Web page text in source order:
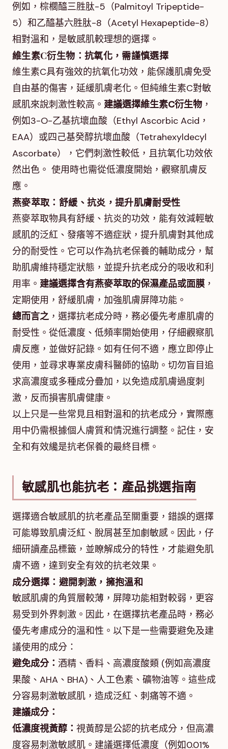
例如，棕櫚醯三胜肽-5（Palmitoyl Tripeptide-
5）和乙醯基六胜肽-8（Acetyl Hexapeptide-8）
相對溫和，是敏感肌較理想的選擇。
維生素C衍生物：抗氧化，需謹慎選擇
維生素C具有強效的抗氧化功效，能保護肌膚免受
自由基的傷害，延緩肌膚老化。但純維生素C對敏
感肌來說刺激性較高。 建議選擇維生素C衍生物 ，
例如3-O-乙基抗壞血酸（Ethyl Ascorbic Acid，
EAA）或四己基癸醇抗壞血酸（Tetrahexyldecyl
Ascorbate），它們刺激性較低，且抗氧化功效依
然出色。 使用時也需從低濃度開始，觀察肌膚反
應。
燕麥萃取：舒緩、抗炎，提升肌膚耐受性
燕麥萃取物具有舒緩、抗炎的功效，能有效減輕敏
感肌的泛紅、發癢等不適症狀，提升肌膚對其他成
分的耐受性。它可以作為抗老保養的輔助成分，幫
助肌膚維持穩定狀態，並提升抗老成分的吸收和利
用率。 建議選擇含有燕麥萃取的保濕產品或面膜 ，
定期使用，舒緩肌膚，加強肌膚屏障功能。
總而言之 ，選擇抗老成分時，務必優先考慮肌膚的
耐受性。從低濃度、低頻率開始使用，仔細觀察肌
膚反應，並做好記錄。如有任何不適，應立即停止
使用，並尋求專業皮膚科醫師的協助。切勿盲目追
求高濃度或多種成分疊加，以免造成肌膚過度刺
激，反而損害肌膚健康。
以上只是一些常見且相對溫和的抗老成分，實際應
用中仍需根據個人膚質和情況進行調整。記住，安
全和有效纔是抗老保養的最終目標。
敏感肌也能抗老：產品挑選指南
選擇適合敏感肌的抗老產品至關重要，錯誤的選擇
可能導致肌膚泛紅、脫屑甚至加劇敏感。因此，仔
細研讀產品標籤，並瞭解成分的特性，才能避免肌
膚不適，達到安全有效的抗老效果。
成分選擇：避開刺激，擁抱溫和
敏感肌膚的角質層較薄，屏障功能相對較弱，更容
易受到外界刺激。因此，在選擇抗老產品時，務必
優先考慮成分的溫和性。以下是一些需要避免及建
議使用的成分：
避免成分： 酒精、香料、高濃度酸類 (例如高濃度
果酸、AHA、BHA)、人工色素、礦物油等。這些成
分容易刺激敏感肌，造成泛紅、刺痛等不適。
建議成分：
低濃度視黃醇： 視黃醇是公認的抗老成分，但高濃
度容易刺激敏感肌。建議選擇低濃度（例如0.01%